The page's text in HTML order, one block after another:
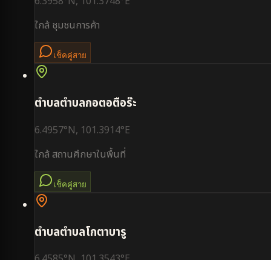
ใกล้ ชุมชนการค้า
เช็คคู่สาย
ตำบลตำบลกอตอตือร๊ะ
6.4957°N, 101.3914°E
ใกล้สถานศึกษาในพื้นที่
เช็คคู่สาย
ตำบลตำบลโกตาบารู